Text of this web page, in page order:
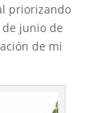
priorizando
junio de
de mi